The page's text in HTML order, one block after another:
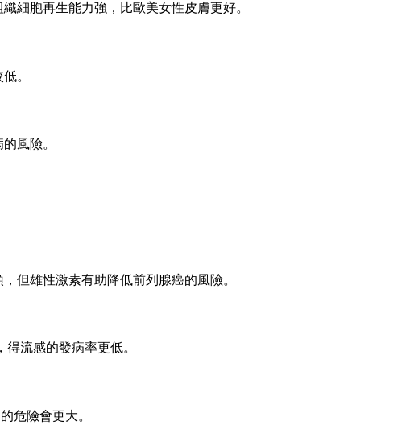
細胞再生能力強，比歐美女性皮膚更好。
。
風險。
但雄性激素有助降低前列腺癌的風險。
流感的發病率更低。
危險會更大。